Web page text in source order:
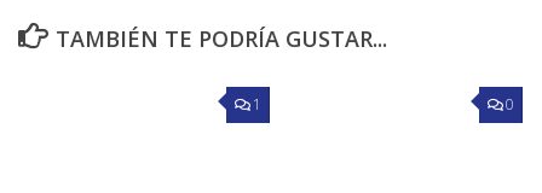
TAMBIÉN TE PODRÍA GUSTAR...
1 0